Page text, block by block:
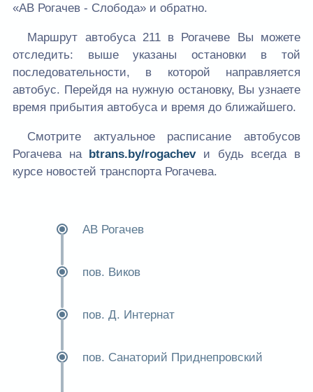
«АВ Рогачев - Слобода» и обратно.
Маршрут автобуса 211 в Рогачеве Вы можете
отследить: выше указаны остановки в той
последовательности, в которой направляется
автобус. Перейдя на нужную остановку, Вы узнаете
время прибытия автобуса и время до ближайшего.
Смотрите актуальное расписание автобусов
Рогачева на btrans.by/rogachevи будь всегда в
курсе новостей транспорта Рогачева.
АВ Рогачев
пов. Виков
пов. Д. Интернат
пов. Санаторий Приднепровский